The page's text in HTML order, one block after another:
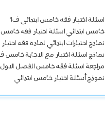
اسئلة اختبار فقه خامس ابتدائي ف1
خامس ابتدائي اسئلة اختبار فقه خامس
نماذج اختبارات ابتدائي لمادة فقه
نماذج اسئلة اختبار مع الاجابة خامس
مراجعة اسئلة فقه خامس الفصل الاول
نموذج أسئلة اختبار خامس ابتدائي